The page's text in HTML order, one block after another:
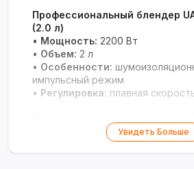
Профессиональный блендер
(2.0 л)
• Мощность: 2200 Вт
• Объем: 2 л
• Особенности:
импульсный режим
• Регулировка: плавная
измельчения твердых продуктов
Увидеть Больше